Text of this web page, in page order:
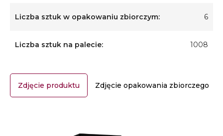
Liczba sztuk w opakowaniu zbiorczym: 6
Liczba sztuk na palecie: 1008
Zdjęcie produktu Zdjęcie opakowania zbiorczego